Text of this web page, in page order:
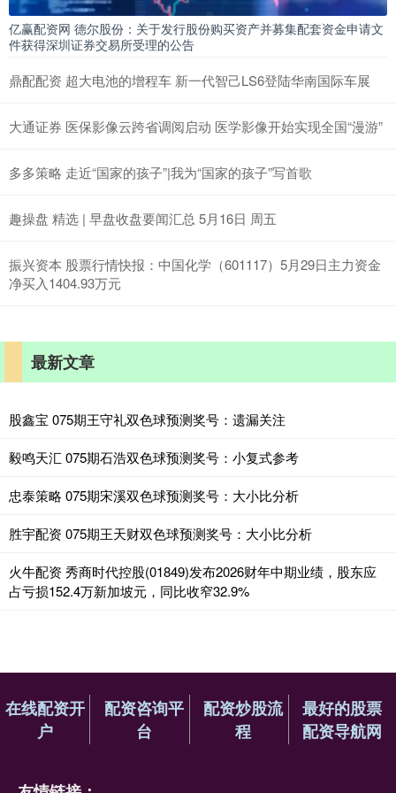
亿赢配资网 德尔股份：关于发行股份购买资产并募集配套资金申请文
件获得深圳证券交易所受理的公告
鼎配配资 超大电池的增程车 新一代智己LS6登陆华南国际车展
大通证券 医保影像云跨省调阅启动 医学影像开始实现全国“漫游”
多多策略 走近“国家的孩子”|我为“国家的孩子”写首歌
趣操盘 精选 | 早盘收盘要闻汇总 5月16日 周五
振兴资本 股票行情快报：中国化学（601117）5月29日主力资金
净买入1404.93万元
最新文章
股鑫宝 075期王守礼双色球预测奖号：遗漏关注
毅鸣天汇 075期石浩双色球预测奖号：小复式参考
忠泰策略 075期宋溪双色球预测奖号：大小比分析
胜宇配资 075期王天财双色球预测奖号：大小比分析
火牛配资 秀商时代控股(01849)发布2026财年中期业绩，股东应
占亏损152.4万新加坡元，同比收窄32.9%
在线配资开
户
配资咨询平
台
配资炒股流
程
最好的股票
配资导航网